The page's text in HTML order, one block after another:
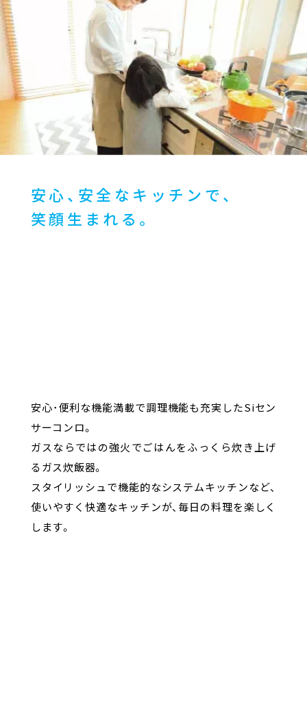
安心、安全なキッチンで、
笑顔生まれる。
安心･便利な機能満載で調理機能も充実したSiセン
サーコンロ。
ガスならではの強火でごはんをふっくら炊き上げ
るガス炊飯器。
スタイリッシュで機能的なシステムキッチンなど、
使いやすく快適なキッチンが、毎日の料理を楽しく
します。